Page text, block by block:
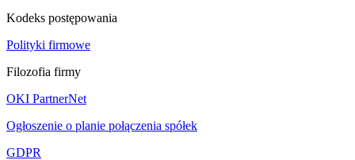
Kodeks postępowania
Polityki firmowe
Filozofia firmy
OKI PartnerNet
Ogłoszenie o planie połączenia spółek
GDPR